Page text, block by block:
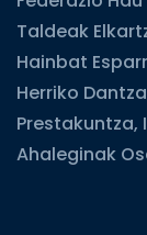
Taldeak
Hainbat
Herriko
Prestakuntza,
Ahaleginak